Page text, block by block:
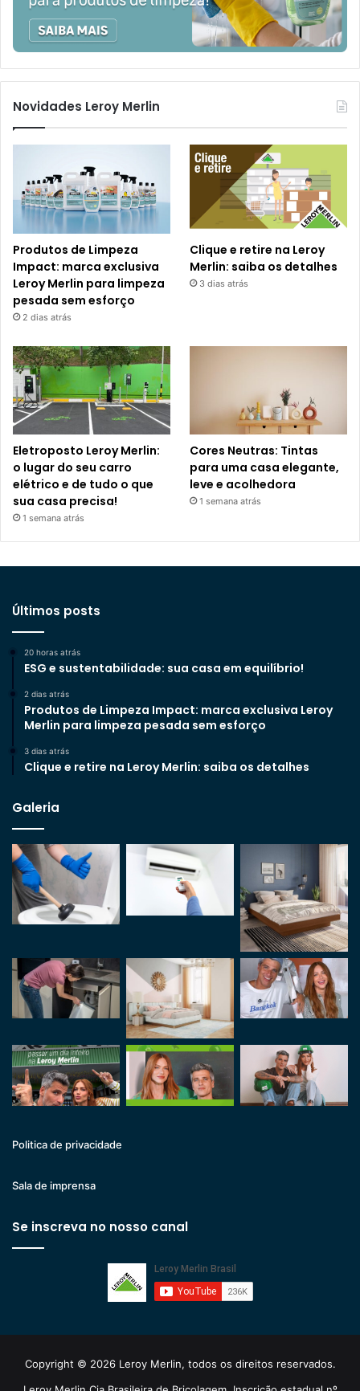
Novidades Leroy Merlin
Produtos de Limpeza
Impact: marca exclusiva
Leroy Merlin para limpeza
pesada sem esforço
2 dias atrás
Clique e retire na Leroy
Merlin: saiba os detalhes
3 dias atrás
Eletroposto Leroy Merlin:
o lugar do seu carro
elétrico e de tudo o que
sua casa precisa!
1 semana atrás
Cores Neutras: Tintas
para uma casa elegante,
leve e acolhedora
1 semana atrás
Últimos posts
20 horas atrás
ESG e sustentabilidade: sua casa em equilíbrio!
2 dias atrás
Produtos de Limpeza Impact: marca exclusiva Leroy
Merlin para limpeza pesada sem esforço
3 dias atrás
Clique e retire na Leroy Merlin: saiba os detalhes
Galeria
Politica de privacidade
Sala de imprensa
Se inscreva no nosso canal
Copyright © 2026 Leroy Merlin, todos os direitos reservados.